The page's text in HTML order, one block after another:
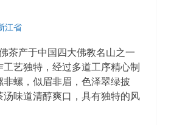
江省
茶产于中国四大佛教名山之一
艺独特，经过多道工序精心制
螺，似眉非眉，色泽翠绿披
汤味道清醇爽口，具有独特的风